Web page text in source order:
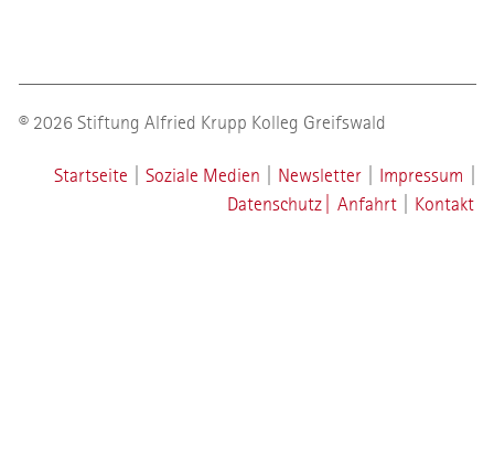
© 2026 Stiftung Alfried Krupp Kolleg Greifswald
Startseite Soziale Medien Newsletter Impressum
Datenschutz
Anfahrt Kontakt